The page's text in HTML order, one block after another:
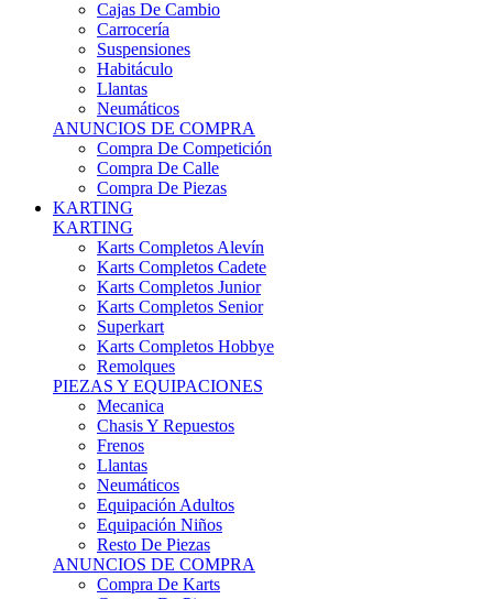
Karts Completos Senior
Superkart
Karts Completos Hobbye
Remolques
PIEZAS Y EQUIPACIONES
Mecanica
Chasis Y Repuestos
Frenos
Llantas
Neumáticos
Equipación Adultos
Equipación Niños
Resto De Piezas
ANUNCIOS DE COMPRA
Compra De Karts
Compra De Piezas
BARQUETAS, FÓRMULAS Y CM
BARQUETAS, FÓRMULAS Y CM
Barquetas
Fórmulas
Cm
Prototipos
Remolques
PIEZAS Y EQUIPACIONES
Mecánica
Electrónica
Chasis Y Carrocería
Suspensiones
Frenos
Llantas